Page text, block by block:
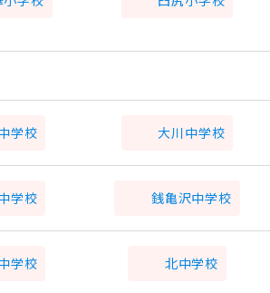
学校 大川中学校
学校 銭亀沢中学校
学校 北中学校